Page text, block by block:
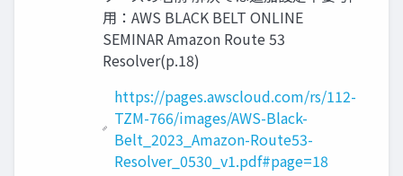
用：AWS BLACK BELT ONLINE
SEMINAR Amazon Route 53
Resolver(p.18)
https://pages.awscloud.com/rs/112-
TZM-766/images/AWS-Black-
Belt_2023_Amazon-Route53-
Resolver_0530_v1.pdf#page=18